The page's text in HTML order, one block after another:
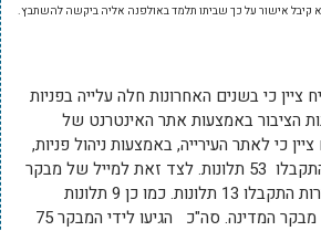
קיבל אישור על כך שביתו תלמד באולפנה אליה ביקשה להשתבץ.
ציין כי בשנים האחרונות חלה עלייה בפניות
הציבור באמצעות אתר האינטרנט של
כי לאתר העירייה, באמצעות ניהול פניות,
עבור נציב תלונות ציבור התקבלו 53 תלונות. לצד זאת למייל של מבקר
העירייה ונציב תלונות ישירות התקבלו 13 תלונות. כמו כן 9 תלונות
נוספות הגיעו דרך משרד מבקר המדינה. סה"כ הגיעו לידי המבקר 75